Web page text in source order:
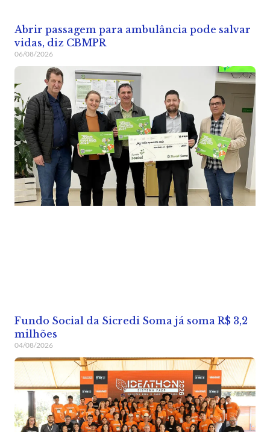
Abrir passagem para ambulância pode salvar
vidas, diz CBMPR
06/08/2026
Fundo Social da Sicredi Soma já soma R$ 3,2
milhões
04/08/2026